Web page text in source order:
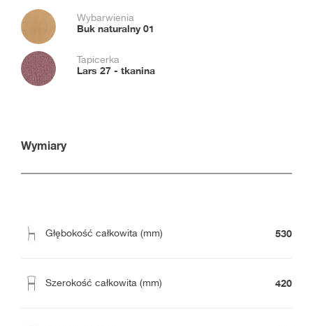
Wybarwienia
Buk naturalny 01
Tapicerka
Lars 27 - tkanina
Wymiary
Głębokość całkowita (mm) 530
Szerokość całkowita (mm) 420